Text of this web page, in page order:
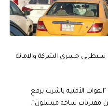
سيطرتي جسري الشركة والامانة
الأمنية باشرت برفع
مقتربات ساحة ميسلون”.